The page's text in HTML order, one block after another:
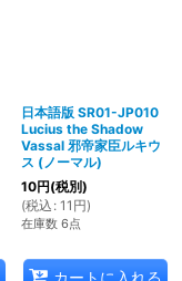
日本語版 SR01-JP010
Lucius the Shadow
Vassal 邪帝家臣ルキウ
ス (ノーマル)
10円(税別)
(税込 : 11 円)
在庫数 6点